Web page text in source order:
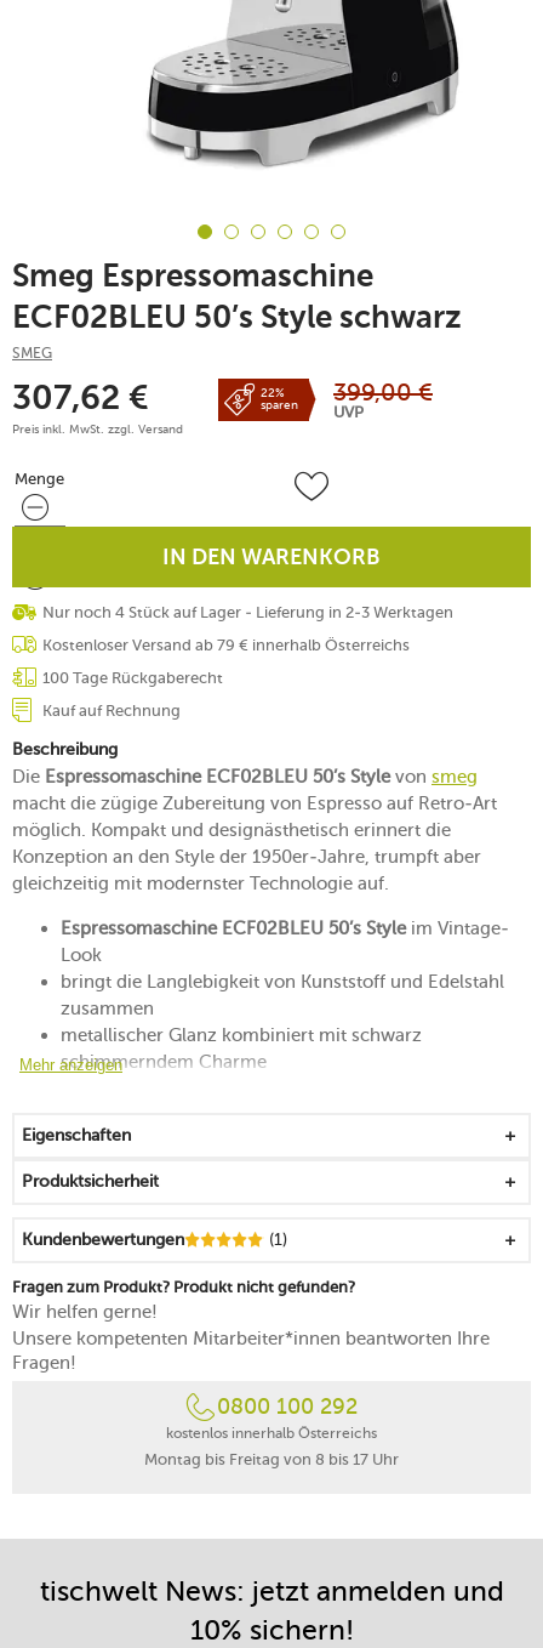
Smeg Espressomaschine
ECF02BLEU 50’s Style schwarz
SMEG
307,62 €
Preis inkl. MwSt. zzgl. Versand
22%
sparen
399,00 €
UVP
Menge
Menge
IN DEN WARENKORB
Nur noch 4 Stück auf Lager - Lieferung in 2-3 Werktagen
Kostenloser Versand ab 79 € innerhalb Österreichs
100 Tage Rückgaberecht
Kauf auf Rechnung
Beschreibung
Die Espressomaschine ECF02BLEU 50’s Stylevon smeg
macht die zügige Zubereitung von Espresso auf Retro-Art
möglich. Kompakt und designästhetisch erinnert die
Konzeption an den Style der 1950er-Jahre, trumpft aber
gleichzeitig mit modernster Technologie auf.
Espressomaschine ECF02BLEU 50’s Styleim Vintage-
Look
bringt die Langlebigkeit von Kunststoff und Edelstahl
zusammen
metallischer Glanz kombiniert mit schwarz
schimmerndem Charme
dreistufig und präzise einstellbare Temperatur
optimale Extraktion des Espressos durch 15 bar
Einsatz auch genutzt werden
Wassertank und Restwasserschale sind herausnehmbar
zweistufige Dampffunktion verändert die Länge des
Espressos
einstellbare Wasserhärte
Wassermangel und die Notwendigkeit der Entkalkung
werden angezeigt
integrierte Heißwasserfunktion
lässt sich rasch und leicht reinigen
Mehr anzeigen
Eigenschaften
Produktsicherheit
Kundenbewertungen (1)
Fragen zum Produkt? Produkt nicht gefunden?
Wir helfen gerne!
Unsere kompetenten Mitarbeiter*innen beantworten Ihre
Fragen!
0800 100 292
kostenlos innerhalb Österreichs
Montag bis Freitag von 8 bis 17 Uhr
tischwelt News: jetzt anmelden und
10% sichern!